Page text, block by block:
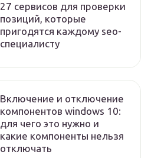
27 сервисов для проверки
позиций, которые
пригодятся каждому seo-
специалисту
Включение и отключение
компонентов windows 10:
для чего это нужно и
какие компоненты нельзя
отключать